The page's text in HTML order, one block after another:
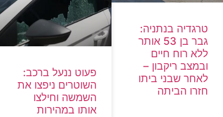
טרגדיה בנתניה:
גבר בן 53 אותר
ללא רוח חיים
ובמצב ריקבון –
לאחר שבני ביתו
חזרו הביתה
פעוט ננעל ברכב:
השוטרים ניפצו את
השמשה וחילצו
אותו במהירות